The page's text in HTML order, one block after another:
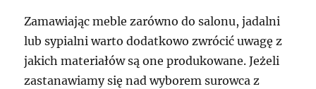
Zamawiając meble zarówno do salonu, jadalni
lub sypialni warto dodatkowo zwrócić uwagę z
jakich materiałów są one produkowane. Jeżeli
zastanawiamy się nad wyborem surowca z